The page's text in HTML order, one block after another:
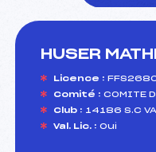
HUSER
Licence :
Comité : COMITE
Club : 14186 S.C
Val. Lic. : Oui